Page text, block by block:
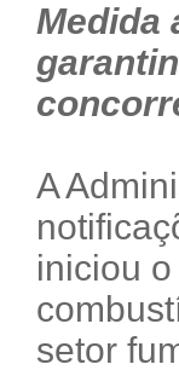
Medida
A
iniciou
setor